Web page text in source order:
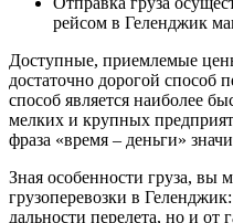
рейсом в Геленджик
Доступные, приемлемые
достаточно дорогой способ
способ является наиболее
мелких и крупных
фраза «время – деньги»
Зная особенности груза, вы
грузоперевозки в
дальности перелета, но и от